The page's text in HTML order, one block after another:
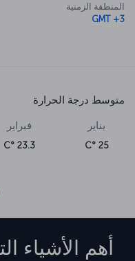
المنطقة الزمنية
GMT +3
متوسط درجة الحرارة
يناير
25 °C
فبراير
23.3 °C
أهم الأشياء